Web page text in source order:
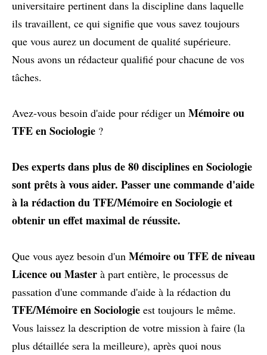
universitaire pertinent dans la discipline dans laquelle
ils travaillent, ce qui signifie que vous savez toujours
que vous aurez un document de qualité supérieure.
Nous avons un rédacteur qualifié pour chacune de vos
tâches.
Avez-vous besoin d'aide pour rédiger un Mémoire ou
TFE en Sociologie ?
Des experts dans plus de 80 disciplines en Sociologie
sont prêts à vous aider. Passer une commande d'aide
à la rédaction du TFE/Mémoire en Sociologie et
obtenir un effet maximal de réussite.
Que vous ayez besoin d'un Mémoire ou TFE de niveau
Licence ou Master à part entière, le processus de
passation d'une commande d'aide à la rédaction du
TFE/Mémoire en Sociologie est toujours le même.
Vous laissez la description de votre mission à faire (la
plus détaillée sera la meilleure), après quoi nous